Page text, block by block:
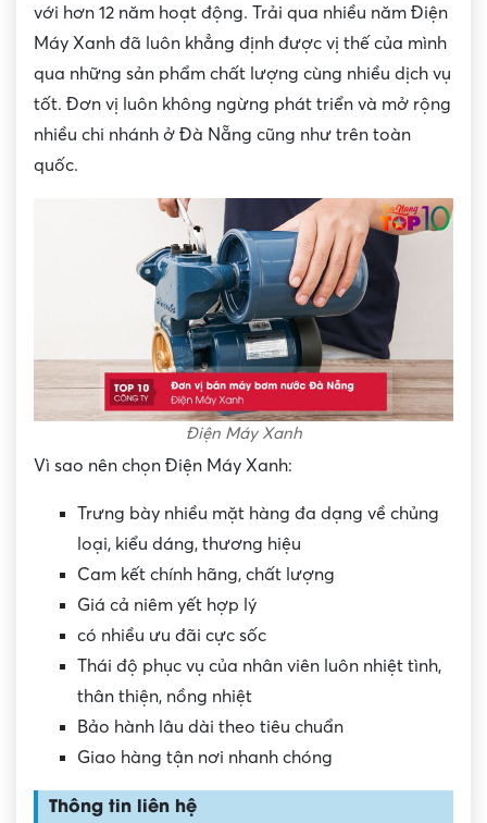
với hơn 12 năm hoạt động. Trải qua nhiều năm Điện
Máy Xanh đã luôn khẳng định được vị thế của mình
qua những sản phẩm chất lượng cùng nhiều dịch vụ
tốt. Đơn vị luôn không ngừng phát triển và mở rộng
nhiều chi nhánh ở Đà Nẵng cũng như trên toàn
quốc.
Điện Máy Xanh
Vì sao nên chọn Điện Máy Xanh:
Trưng bày nhiều mặt hàng đa dạng về chủng
loại, kiểu dáng, thương hiệu
Cam kết chính hãng, chất lượng
Giá cả niêm yết hợp lý
có nhiều ưu đãi cực sốc
Thái độ phục vụ của nhân viên luôn nhiệt tình,
thân thiện, nồng nhiệt
Bảo hành lâu dài theo tiêu chuẩn
Giao hàng tận nơi nhanh chóng
Thông tin liên hệ